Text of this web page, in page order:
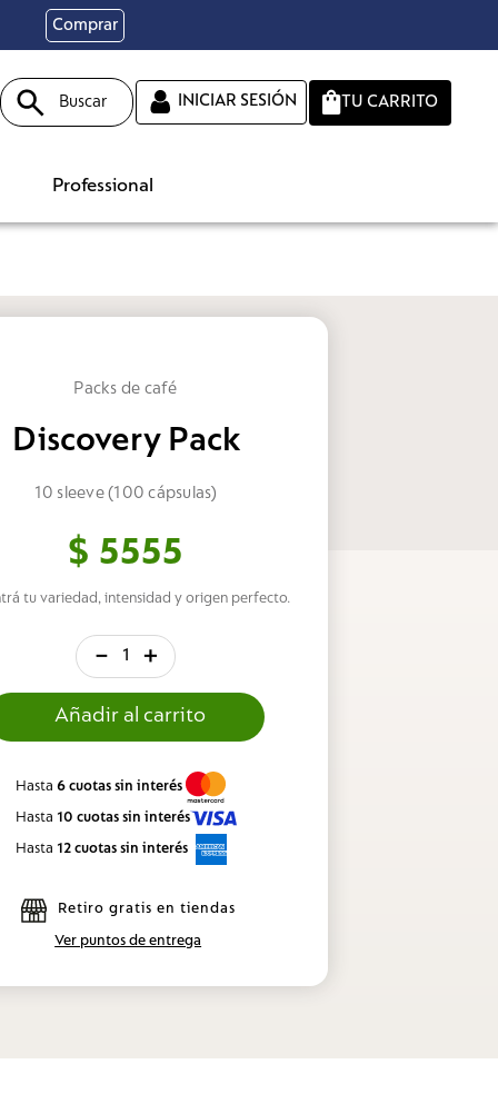
Comprar
Buscar
INICIAR SESIÓN
Professional
Packs de café
Discovery Pack
10 sleeve (100 cápsulas)
$ 5555
tu variedad, intensidad y origen perfecto.
＋
－
Hasta 6 cuotas sin interés
Hasta 10 cuotas sin interés
Hasta 12 cuotas sin interés
Retiro gratis en tiendas
Ver puntos de entrega